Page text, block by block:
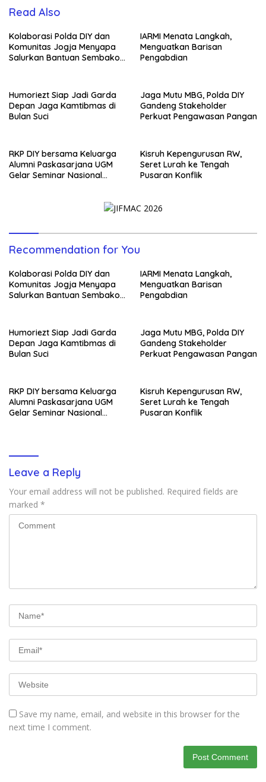
Read Also
Kolaborasi Polda DIY dan
Komunitas Jogja Menyapa
Salurkan Bantuan Sembako,
IARMI Menata Langkah,
Menguatkan Barisan
Pengabdian
Humoriezt Siap Jadi Garda
Depan Jaga Kamtibmas di
Bulan Suci
Jaga Mutu MBG, Polda DIY
Gandeng Stakeholder
Perkuat Pengawasan Pangan
RKP DIY bersama Keluarga
Alumni Paskasarjana UGM
Gelar Seminar Nasional
Kisruh Kepengurusan RW,
Seret Lurah ke Tengah
Pusaran Konflik
Recommendation for You
Kolaborasi Polda DIY dan
Komunitas Jogja Menyapa
Salurkan Bantuan Sembako,
IARMI Menata Langkah,
Menguatkan Barisan
Pengabdian
Humoriezt Siap Jadi Garda
Depan Jaga Kamtibmas di
Bulan Suci
Jaga Mutu MBG, Polda DIY
Gandeng Stakeholder
Perkuat Pengawasan Pangan
RKP DIY bersama Keluarga
Alumni Paskasarjana UGM
Gelar Seminar Nasional
Kisruh Kepengurusan RW,
Seret Lurah ke Tengah
Pusaran Konflik
Leave a Reply
Your email address will not be published. Required fields are
marked *
Save my name, email, and website in this browser for the
next time I comment.